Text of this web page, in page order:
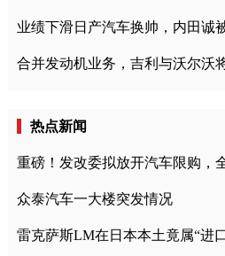
业绩下滑日产汽车换帅，内田诚
合并发动机业务，吉利与沃尔沃
热点新闻
重磅！发改委拟放开汽车限购，
众泰汽车一大楼突发情况
雷克萨斯LM在日本本土竟属“进